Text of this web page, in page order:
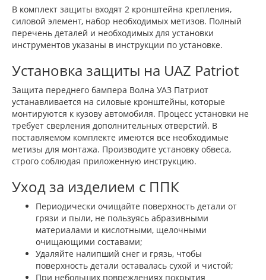
В комплект защиты входят 2 кронштейна крепления,
силовой элемент, набор необходимых метизов. Полный
перечень деталей и необходимых для установки
инструментов указаны в инструкции по установке.
Установка защиты на UAZ Patriot
Защита переднего бампера Волна УАЗ Патриот
устанавливается на силовые кронштейны, которые
монтируются к кузову автомобиля. Процесс установки не
требует сверления дополнительных отверстий. В
поставляемом комплекте имеются все необходимые
метизы для монтажа. Производите установку обвеса,
строго соблюдая приложенную инструкцию.
Уход за изделием с ППК
Периодически очищайте поверхность детали от
грязи и пыли, не пользуясь абразивными
материалами и кислотными, щелочными
очищающими составами;
Удаляйте налипший снег и грязь, чтобы
поверхность детали оставалась сухой и чистой;
При небольших повреждениях покрытия